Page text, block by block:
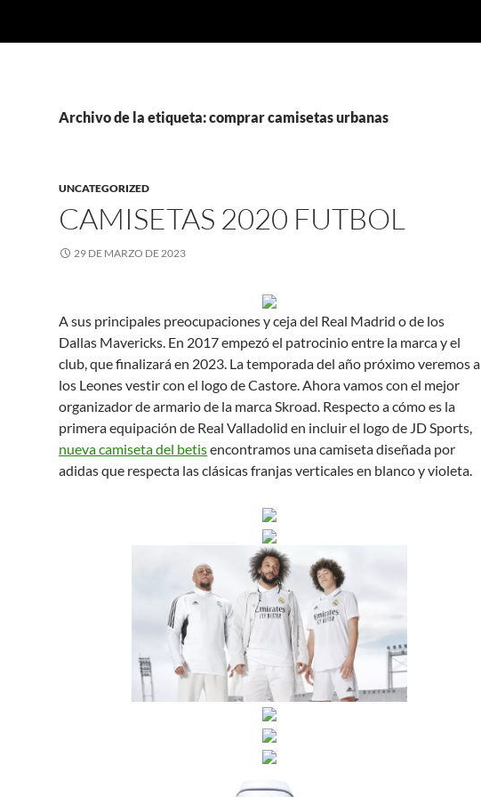
Archivo de la etiqueta: comprar camisetas urbanas
UNCATEGORIZED
CAMISETAS 2020 FUTBOL
29 DE MARZO DE 2023
A sus principales preocupaciones y ceja del Real Madrid o de los
Dallas Mavericks. En 2017 empezó el patrocinio entre la marca y el
club, que finalizará en 2023. La temporada del año próximo veremos a
los Leones vestir con el logo de Castore. Ahora vamos con el mejor
organizador de armario de la marca Skroad. Respecto a cómo es la
primera equipación de Real Valladolid en incluir el logo de JD Sports,
nueva camiseta del betisencontramos una camiseta diseñada por
adidas que respecta las clásicas franjas verticales en blanco y violeta.